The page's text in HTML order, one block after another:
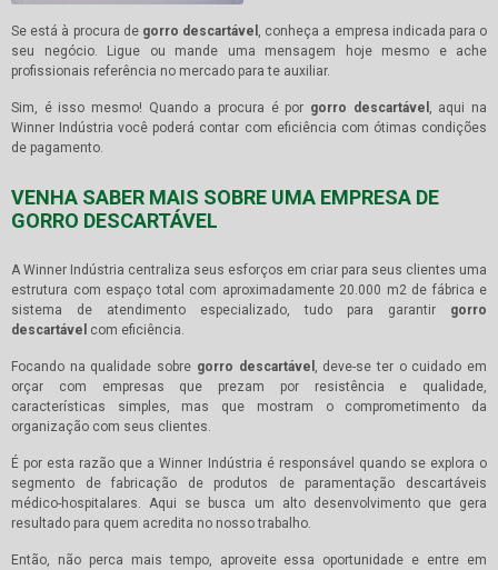
Se está à procura de gorro descartável , conheça a empresa indicada para o
seu negócio. Ligue ou mande uma mensagem hoje mesmo e ache
profissionais referência no mercado para te auxiliar.
Sim, é isso mesmo! Quando a procura é por gorro descartável , aqui na
Winner Indústria você poderá contar com eficiência com ótimas condições
de pagamento.
VENHA SABER MAIS SOBRE UMA EMPRESA DE
GORRO DESCARTÁVEL
A Winner Indústria centraliza seus esforços em criar para seus clientes uma
estrutura com espaço total com aproximadamente 20.000 m2 de fábrica e
sistema de atendimento especializado, tudo para garantir gorro
descartável com eficiência.
Focando na qualidade sobre gorro descartável , deve-se ter o cuidado em
orçar com empresas que prezam por resistência e qualidade,
características simples, mas que mostram o comprometimento da
organização com seus clientes.
É por esta razão que a Winner Indústria é responsável quando se explora o
segmento de fabricação de produtos de paramentação descartáveis
médico-hospitalares. Aqui se busca um alto desenvolvimento que gera
resultado para quem acredita no nosso trabalho.
Então, não perca mais tempo, aproveite essa oportunidade e entre em